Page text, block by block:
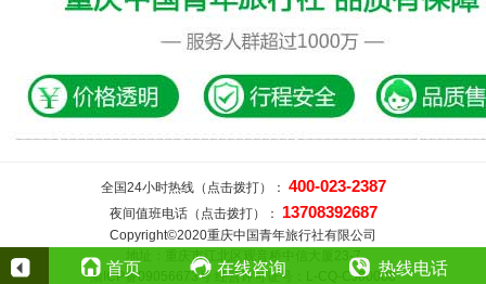
全国24小时热线（点击拨打）： 400-023-2387
夜间值班电话（点击拨打）： 13708392687
Copyright©2020重庆中国青年旅行社有限公司
地址：重庆市江北区观音桥中信大厦23-7
渝ICP备09056673号 经营许可证号：L-CQ-CJ00008
首页 在线咨询 热线电话